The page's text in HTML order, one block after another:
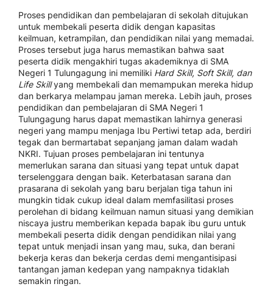
Proses pendidikan dan pembelajaran di sekolah ditujukan
untuk membekali peserta didik dengan kapasitas
keilmuan, ketrampilan, dan pendidikan nilai yang memadai.
Proses tersebut juga harus memastikan bahwa saat
peserta didik mengakhiri tugas akademiknya di SMA
Negeri 1 Tulungagung ini memiliki Hard Skill, Soft Skill, dan
Life Skillyang membekali dan memampukan mereka hidup
dan berkarya melampau jaman mereka. Lebih jauh, proses
pendidikan dan pembelajaran di SMA Negeri 1
Tulungagung harus dapat memastikan lahirnya generasi
negeri yang mampu menjaga Ibu Pertiwi tetap ada, berdiri
tegak dan bermartabat sepanjang jaman dalam wadah
NKRI. Tujuan proses pembelajaran ini tentunya
memerlukan sarana dan situasi yang tepat untuk dapat
terselenggara dengan baik. Keterbatasan sarana dan
prasarana di sekolah yang baru berjalan tiga tahun ini
mungkin tidak cukup ideal dalam memfasilitasi proses
perolehan di bidang keilmuan namun situasi yang demikian
niscaya justru memberikan kepada bapak ibu guru untuk
membekali peserta didik dengan pendidikan nilai yang
tepat untuk menjadi insan yang mau, suka, dan berani
bekerja keras dan bekerja cerdas demi mengantisipasi
tantangan jaman kedepan yang nampaknya tidaklah
semakin ringan.